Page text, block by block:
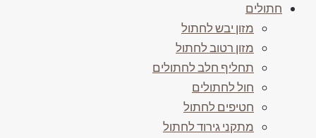
חתולים
מזון יבש לחתול
מזון רטוב לחתול
תחליף חלב לחתולים
חול לחתולים
חטיפים לחתול
מתקני גירוד לחתול